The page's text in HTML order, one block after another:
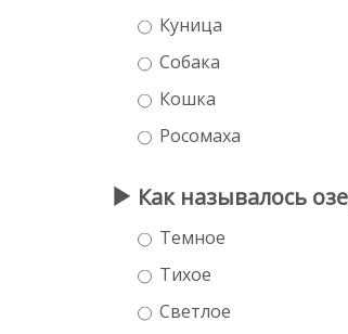
Куница
Собака
Кошка
Росомаха
Как называлось
Темное
Тихое
Светлое